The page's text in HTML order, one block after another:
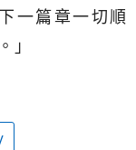
一篇章一切順
」